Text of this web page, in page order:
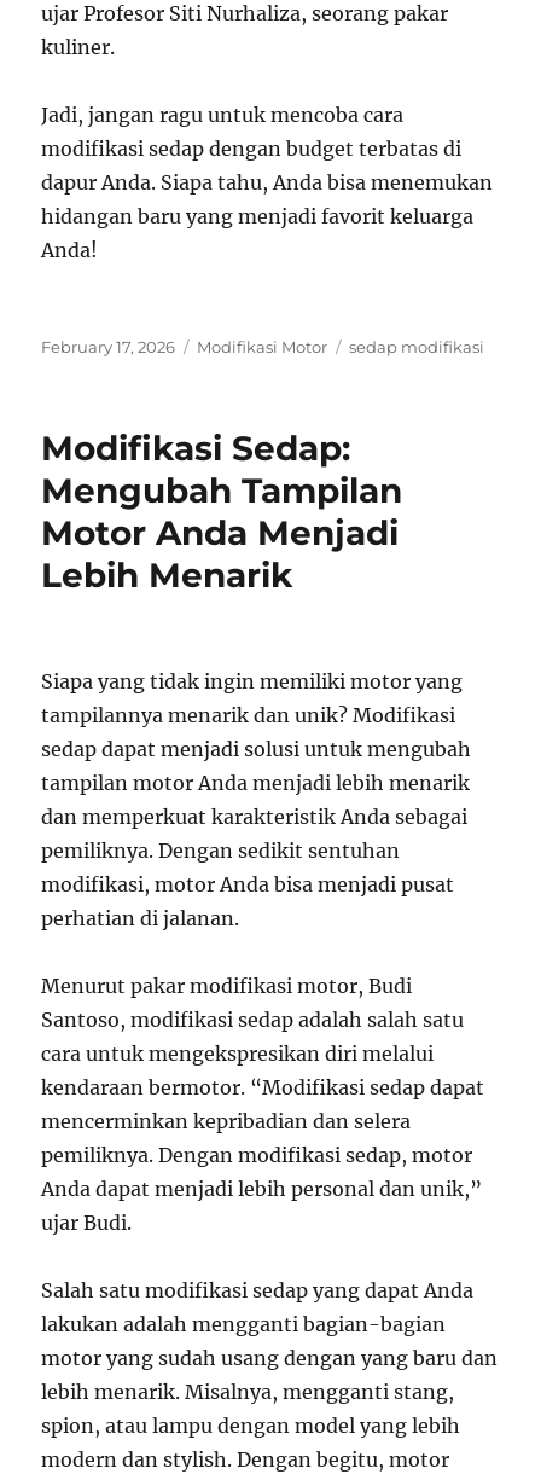
ujar Profesor Siti Nurhaliza, seorang pakar
kuliner.
Jadi, jangan ragu untuk mencoba cara
modifikasi sedap dengan budget terbatas di
dapur Anda. Siapa tahu, Anda bisa menemukan
hidangan baru yang menjadi favorit keluarga
Anda!
Posted
February 17, 2026 Categories
Modifikasi Motor Tags
sedap modifikasi
Modifikasi Sedap:
Mengubah Tampilan
Motor Anda Menjadi
Lebih Menarik
Siapa yang tidak ingin memiliki motor yang
tampilannya menarik dan unik? Modifikasi
sedap dapat menjadi solusi untuk mengubah
tampilan motor Anda menjadi lebih menarik
dan memperkuat karakteristik Anda sebagai
pemiliknya. Dengan sedikit sentuhan
modifikasi, motor Anda bisa menjadi pusat
perhatian di jalanan.
Menurut pakar modifikasi motor, Budi
Santoso, modifikasi sedap adalah salah satu
cara untuk mengekspresikan diri melalui
kendaraan bermotor. “Modifikasi sedap dapat
mencerminkan kepribadian dan selera
pemiliknya. Dengan modifikasi sedap, motor
Anda dapat menjadi lebih personal dan unik,”
ujar Budi.
Salah satu modifikasi sedap yang dapat Anda
lakukan adalah mengganti bagian-bagian
motor yang sudah usang dengan yang baru dan
lebih menarik. Misalnya, mengganti stang,
spion, atau lampu dengan model yang lebih
modern dan stylish. Dengan begitu, motor